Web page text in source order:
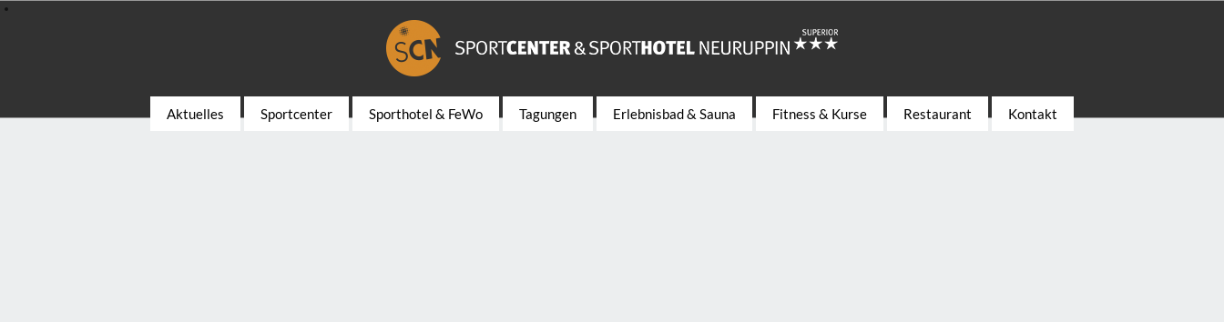
Aktuelles Sportcenter Sporthotel & FeWo Tagungen Erlebnisbad & Sauna Fitness & Kurse Restaurant Kontakt